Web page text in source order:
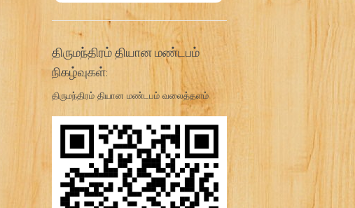
திருமந்திரம் தியான மண்டபம்
நிகழ்வுகள்:
திருமந்திரம் தியான மண்டபம் வலைத்தளம்